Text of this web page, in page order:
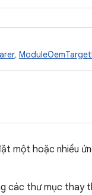
,
một hoặc nhiều
các thư mục thay